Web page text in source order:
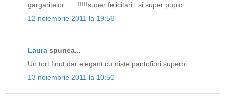
gargaritelor.......!!!!!super felicitari...si super pupici
12 noiembrie 2011 la 19:56
Laura spunea...
Un tort finut dar elegant cu niste pantofiori superbi.
13 noiembrie 2011 la 10:50